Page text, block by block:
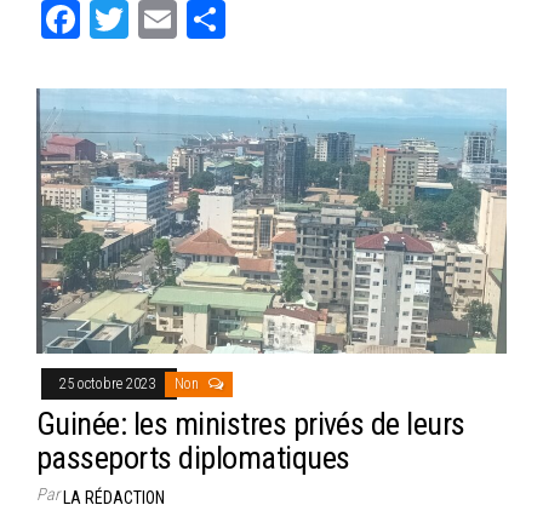
Fa
bo
ok
T
tt
er
E
ail ag
er
25 octobre 2023 Non
Guinée: les ministres privés de leurs
passeports diplomatiques
ParLA RÉDACTION